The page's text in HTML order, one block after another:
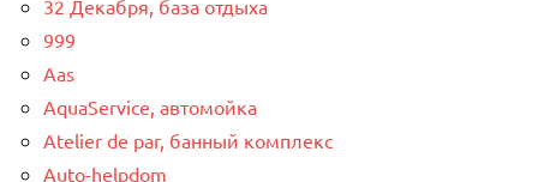
32 Декабря, база отдыха
999
Aas
AquaService, автомойка
Atelier de par, банный комплекс
Auto-helpdom